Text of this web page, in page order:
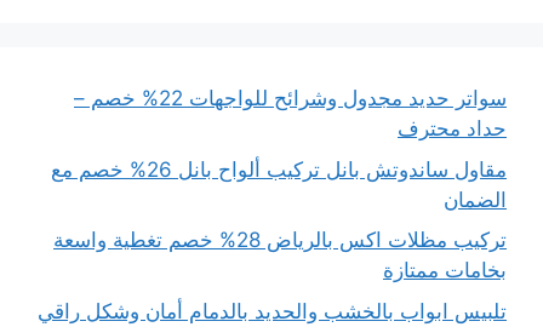
سواتر حديد مجدول وشرائح للواجهات 22% خصم –
حداد محترف
مقاول ساندوتش بانل تركيب ألواح بانل 26% خصم مع
الضمان
تركيب مظلات اكس بالرياض 28% خصم تغطية واسعة
بخامات ممتازة
تلبيس ابواب بالخشب والحديد بالدمام أمان وشكل راقي